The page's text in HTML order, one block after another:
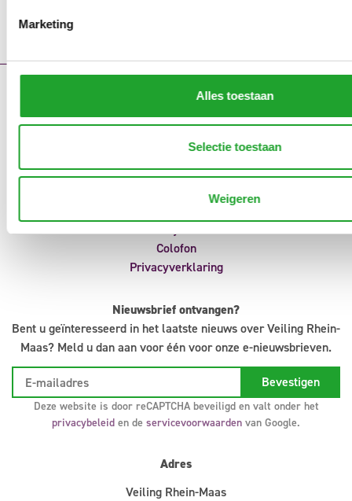
Marketing
Alles toestaan
Selectie toestaan
Weigeren
Storingsmeldingen
Aanvoermeldingen
Klokvoorverkoop
Veilingreglement
Colofon
Privacyverklaring
Nieuwsbrief ontvangen?
Bent u geïnteresseerd in het laatste nieuws over Veiling Rhein-
Maas? Meld u dan aan voor één voor onze e-nieuwsbrieven.
Deze website is door reCAPTCHA beveiligd en valt onder het
privacybeleid en de servicevoorwaarden van Google.
Adres
Veiling Rhein-Maas